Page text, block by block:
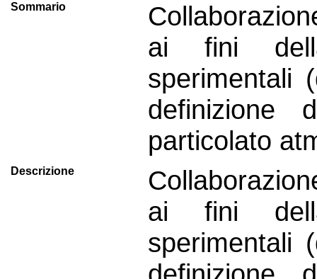
Sommario
ai fini
sperimentali
definizione
particolato
Descrizione
ai fini
sperimentali